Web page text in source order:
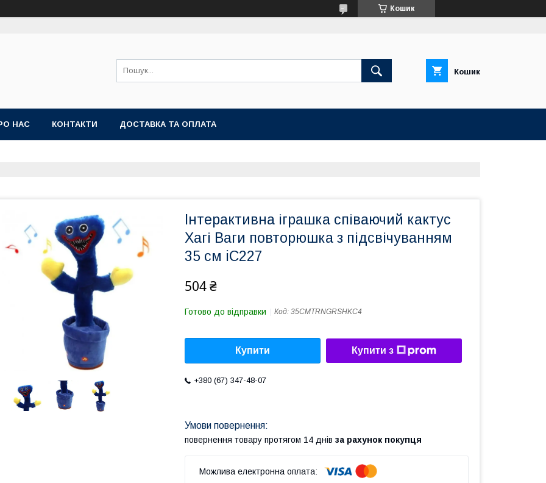
Кошик
Кошик
НАС КОНТАКТИ ДОСТАВКА ТА ОПЛАТА
Інтерактивна іграшка співаючий кактус
Хагі Ваги повторюшка з підсвічуванням
35 см iC227
504 ₴
Готово до відправки Код: 35CMTRNGRSHKC4
Купити Купити з
+380 (67) 347-48-07
повернення товару протягом 14 днів за рахунок покупця